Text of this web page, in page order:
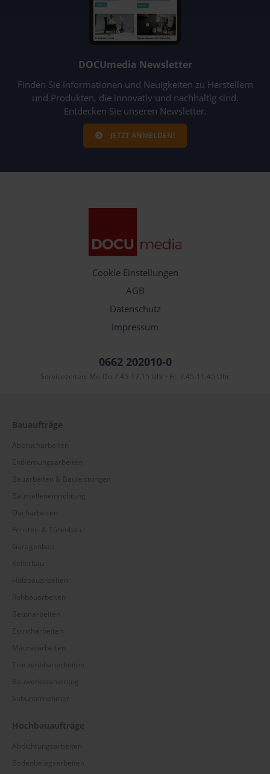
widerrufen werden, indem Sie auf die Schaltfläche
Einstellungen am unteren Ende der Webseite klicken.
Weitere Informationen erhalten Sie in unserer
DOCUmedia Newsletter
Finden Sie Informationen und Neuigkeiten zu Herstellern
und Produkten, die innovativ und nachhaltig sind.
Entdecken Sie unseren Newsletter.
JETZT ANMELDEN!
Cookie Einstellungen
AGB
Datenschutz
Impressum
0662 202010-0
Servicezeiten: Mo-Do 7.45-17.15 Uhr · Fr: 7.45-11.45 Uhr
Bauaufträge
Abbrucharbeiten
Entkernungsarbeiten
Bauarbeiten & Bauleistungen
Baustelleneinrichtung
Dacharbeiten
Fenster- & Türenbau
Garagenbau
Kellerbau
Holzbauarbeiten
Rohbauarbeiten
Betonarbeiten
Estricharbeiten
Maurerarbeiten
Trockenbbauarbeiten
Bauwerkssanierung
Subunternehmer
Hochbauaufträge
Abdichtungsarbeiten
Bodenbelagsarbeiten